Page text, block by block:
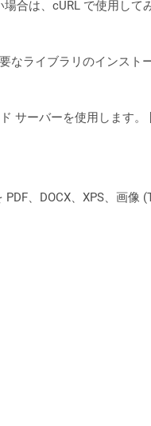
合は、cURL で使用して
ライブラリのインスト
サーバーを使用します
、DOCX、XPS、画像